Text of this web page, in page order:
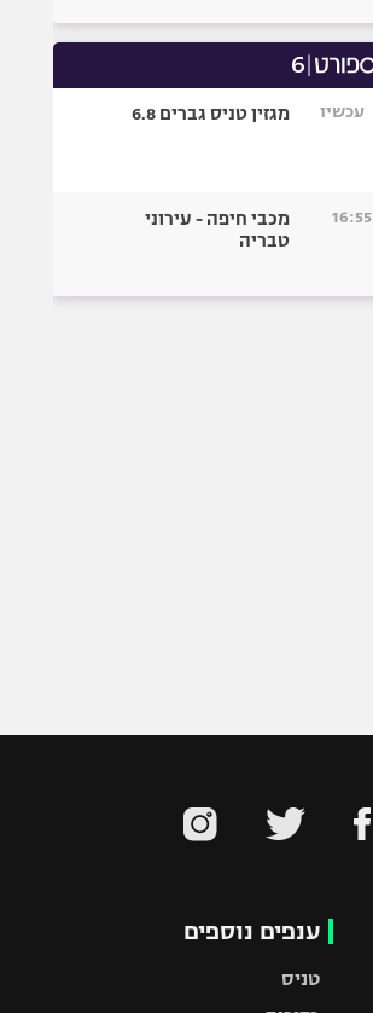
עכשיו מגזין טניס גברים 6.8
16:55
מכבי חיפה - עירוני
טבריה
ענפים נוספים
טניס